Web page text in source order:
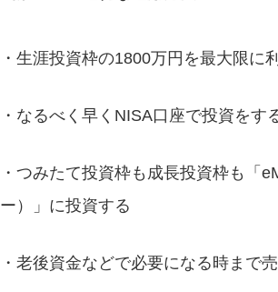
・生涯投資枠の1800万円を最大限に
・なるべく早くNISA口座で投資をす
・つみたて投資枠も成長投資枠も「
ー）」に投資する
・老後資金などで必要になる時まで